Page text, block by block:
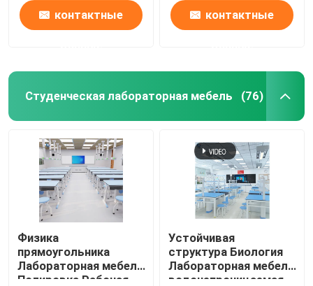
контактные контактные
Студенческая лабораторная мебель (76)
Физика
прямоугольника
Лабораторная мебель
Полировка Рабочая
Устойчивая
структура Биология
Лабораторная мебель
водонепроницаемая